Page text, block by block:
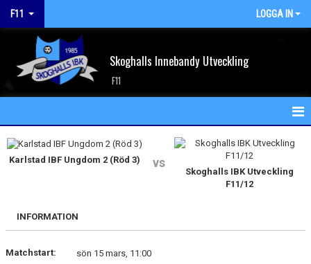
F11 LOGGA IN
Skoghalls Innebandy Utveckling
F11
HEM
MATCHER
TRUPPEN
Karlstad IBF Ungdom 2 (Röd 3) vs
Skoghalls IBK Utveckling
F11/12
INFORMATION
Matchstart:
sön 15 mars, 11:00